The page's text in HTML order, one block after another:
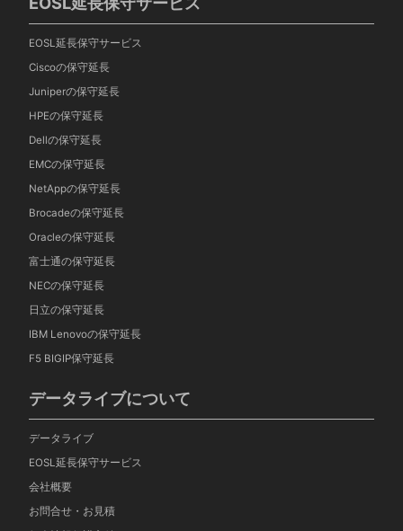
EOSL延長保守サービス
Ciscoの保守延長
Juniperの保守延長
HPEの保守延長
Dellの保守延長
EMCの保守延長
NetAppの保守延長
Brocadeの保守延長
Oracleの保守延長
富士通の保守延長
NECの保守延長
日立の保守延長
IBM Lenovoの保守延長
F5 BIGIP保守延長
データライブについて
データライブ
EOSL延長保守サービス
会社概要
お問合せ・お見積